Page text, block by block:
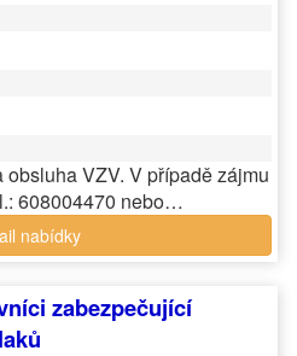
VZV. V případě zájmu
608004470 nebo…
nabídky
zabezpečující